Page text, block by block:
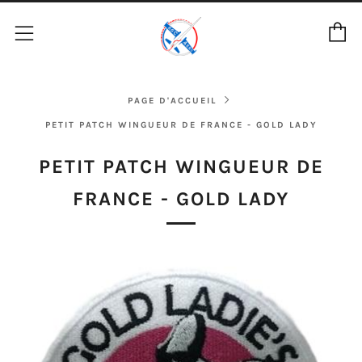
Menu
PAGE D'ACCUEIL
PETIT PATCH WINGUEUR DE FRANCE - GOLD LADY
PETIT PATCH WINGUEUR DE
FRANCE - GOLD LADY